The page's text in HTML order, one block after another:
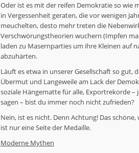
Oder ist es mit der reifen Demokratie so wie
in Vergessenheit geraten, die vor wenigen
meuchelten, desto mehr treten die
Verschwörungstheorien wuchern (Impfen
laden zu Masernparties um ihre Kleinen auf
abzuhärten.
Läuft es etwa in unserer Gesellschaft so gut,
Übermut und Langeweile am Lack der
soziale Hängematte für alle, Exportrekorde
sagen – bist du immer noch nicht zufrieden?
Nein, ist es nicht. Denn Achtung! Das
ist nur eine Seite der Medaille.
Moderne Mythen